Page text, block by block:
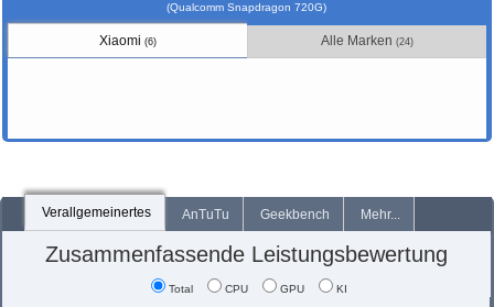
(Qualcomm Snapdragon 720G)
Xiaomi (6) Alle Marken (24)
Verallgemeinertes AnTuTu Geekbench Mehr...
Zusammenfassende Leistungsbewertung
Total CPU GPU KI